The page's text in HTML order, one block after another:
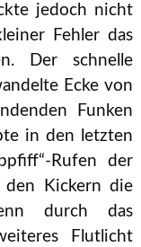
jedoch nicht
Fehler das
Der schnelle
Ecke von
Funken
in den letzten
Rufen der
Kickern die
durch das
Flutlicht